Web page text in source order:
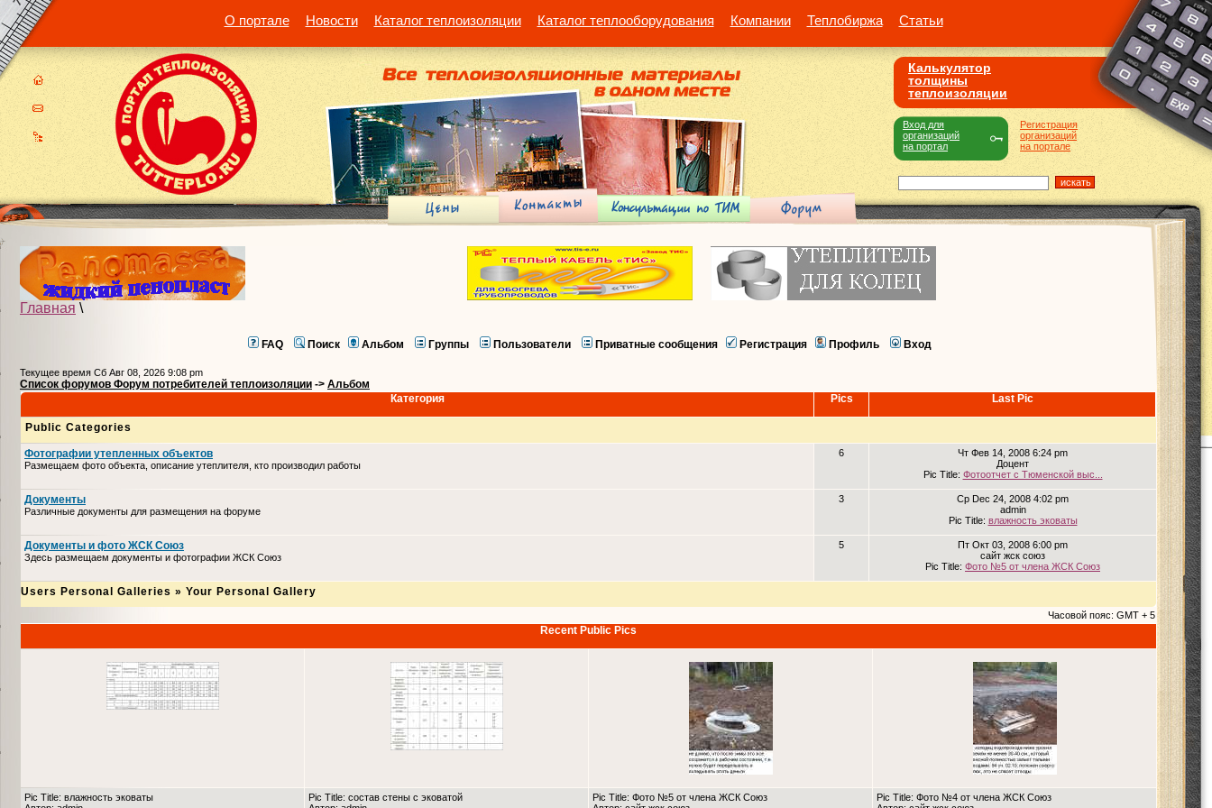
О портале Новости Каталог теплоизоляции Каталог теплооборудования Компании Теплобиржа Статьи
Калькулятор
толщины
теплоизоляции
Регистрация
организаций
на портале
Вход для
организаций
на портал
Главная \
FAQ Поиск Альбом Группы Пользователи Приватные сообщения Регистрация Профиль Вход
Текущее время Сб Авг 08, 2026 9:08 pm
Список форумов Форум потребителей теплоизоляции -> Альбом
Категория
Pics Last Pic
Public Categories
Фотографии утепленных объектов
Размещаем фото объекта, описание утеплителя, кто производил работы
6
Чт Фев 14, 2008 6:24 pm
Доцент
Pic Title: Фотоотчет с Тюменской выс...
Документы
Различные документы для размещения на форуме
3
Ср Dec 24, 2008 4:02 pm
admin
Pic Title: влажность эковаты
Документы и фото ЖСК Союз
Здесь размещаем документы и фотографии ЖСК Союз
5
Пт Окт 03, 2008 6:00 pm
сайт жск союз
Pic Title: Фото №5 от члена ЖСК Союз
Users Personal Galleries » Your Personal Gallery
Часовой пояс: GMT + 5
Recent Public Pics
Pic Title: влажность эковаты
Pic Title: состав стены с эковатой
Pic Title: Фото №5 от члена ЖСК Союз
Pic Title: Фото №4 от члена ЖСК Союз